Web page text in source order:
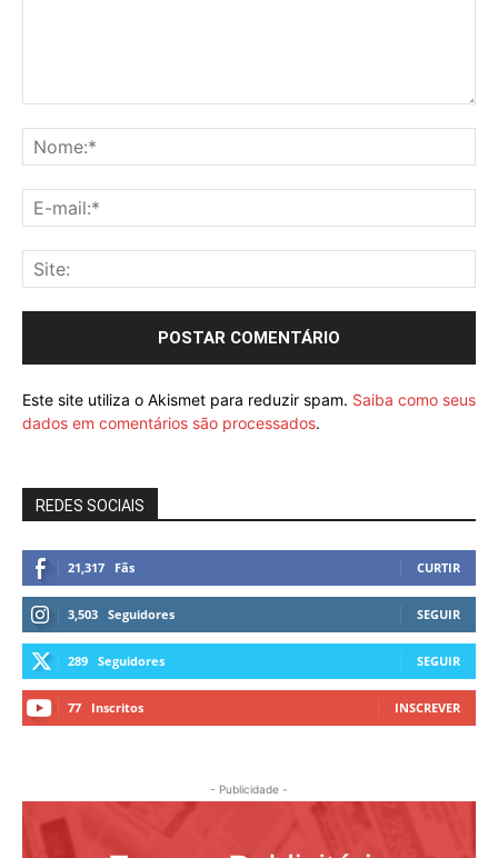
Este site utiliza o Akismet para reduzir spam. Saiba como seus
dados em comentários são processados.
REDES SOCIAIS
21,317 Fãs CURTIR
3,503 Seguidores SEGUIR
289 Seguidores SEGUIR
77 Inscritos INSCREVER
- Publicidade -